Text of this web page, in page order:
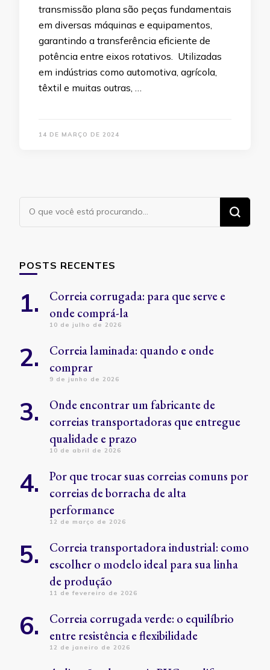
transmissão plana são peças fundamentais
em diversas máquinas e equipamentos,
garantindo a transferência eficiente de
potência entre eixos rotativos. Utilizadas
em indústrias como automotiva, agrícola,
têxtil e muitas outras, …
14 DE MARÇO DE 2024
POSTS RECENTES
Correia corrugada: para que serve e
onde comprá-la
10 de julho de 2026
Correia laminada: quando e onde
comprar
9 de junho de 2026
Onde encontrar um fabricante de
correias transportadoras que entregue
qualidade e prazo
10 de abril de 2026
Por que trocar suas correias comuns por
correias de borracha de alta
performance
12 de março de 2026
Correia transportadora industrial: como
escolher o modelo ideal para sua linha
de produção
11 de fevereiro de 2026
Correia corrugada verde: o equilíbrio
entre resistência e flexibilidade
12 de janeiro de 2026